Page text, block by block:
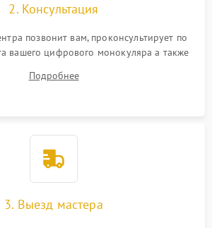
2. Консультация
позвонит вам, проконсультирует по
вашего цифрового монокуляра а также
Подробнее
3. Выезд мастера